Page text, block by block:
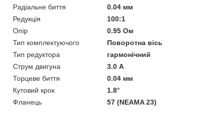
Радіальне биття
0.04 мм
Редукція
100:1
Опір
0.95 Ом
Тип комплектуючого
Поворотна вісь
Тип редуктора
гармонічний
Струм двигуна
3.0 А
Торцеве биття
0.04 мм
Кутовий крок
1.8°
Фланець
57 (NEAMA 23)